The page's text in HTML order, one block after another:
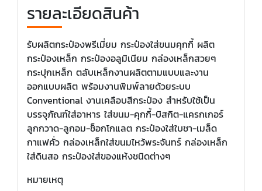
รายละเอียดสินค้า
รับผลิตกระป๋องพรีเมี่ยม กระป๋องใส่ขนมคุกกี้ ผลิต
กระป๋องเหล็ก กระป๋องอลูมิเนียม กล่องเหล็กสวยๆ
กระปุกเหล็ก ตลับเหล็กงานผลิตตามแบบและงาน
ออกแบบผลิต พร้อมงานพิมพ์ลายด้วยระบบ
Conventional งานเคลือบสีกระป๋อง สำหรับใช้เป็น
บรรจุภัณฑ์ใส่อาหาร ใส่ขนม-คุกกี้-บิสกิต-แครกเกอร์
ลูกกวาด-ลูกอม-ช็อกโกแลต กระป๋องใส่ใบชา-เมล็ด
กาแฟคั่ว กล่องเหล็กใส่ขนมไหว้พระจันทร์ กล่องเหล็ก
ใส่ดินสอ กระป๋องใส่ของแห้งชนิดต่างๆ
หมายเหตุ